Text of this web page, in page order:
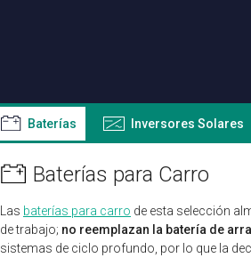
Baterías Inversores Solares
Baterías para Carro
Las baterías para carro de esta selección
de trabajo; no reemplazan la batería de
sistemas de ciclo profundo, por lo que la